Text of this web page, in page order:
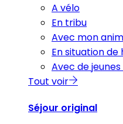
A vélo
En tribu
Avec mon
En situation de
Avec de
Tout voir
Séjour original